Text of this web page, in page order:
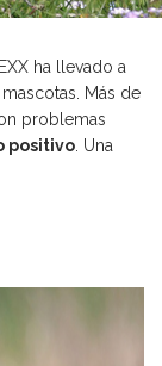
ha llevado a
Más de
problemas
positivo. Una